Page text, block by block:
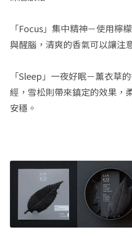
「Focus」集中精神－使用檸
與醒腦，清爽的香氣可以讓注
「Sleep」一夜好眠－薰衣草
經，雪松則帶來鎮定的效果，
安穩。